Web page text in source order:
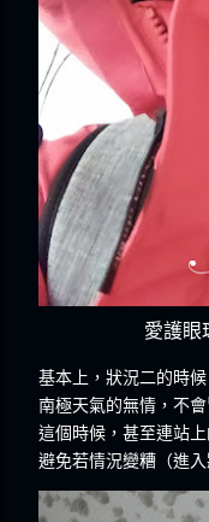
愛護眼
基本上，狀況二的時
南極天氣的無情，不
這個時候，甚至連站
避免若情況變糟（進